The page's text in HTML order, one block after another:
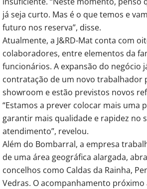
já seja curto. Mas é o que temos e
futuro nos reserva”, disse.
Atualmente, a J&RD-Mat conta com
colaboradores, entre elementos da
funcionários. A expansão do negócio
contratação de um novo trabalhador
showroom e estão previstos novos
“Estamos a prever colocar mais uma
garantir mais qualidade e rapidez no
atendimento”, revelou.
Além do Bombarral, a empresa
de uma área geográfica alargada,
concelhos como Caldas da Rainha,
Vedras. O acompanhamento próximo